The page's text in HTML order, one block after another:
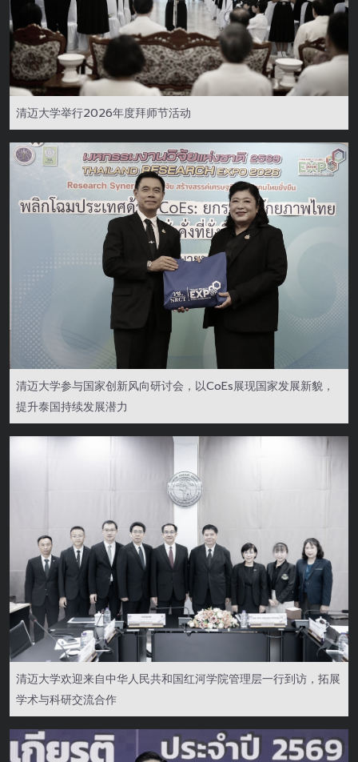
清迈大学举行2026年度拜师节活动
清迈大学参与国家创新风向研讨会，以CoEs展现国家发展新貌，
提升泰国持续发展潜力
清迈大学欢迎来自中华人民共和国红河学院管理层一行到访，拓展
学术与科研交流合作